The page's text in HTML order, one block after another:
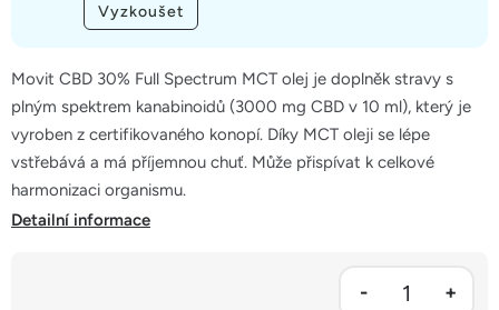
Movit CBD 30% Full Spectrum MCT olej je doplněk stravy s
plným spektrem kanabinoidů (3000 mg CBD v 10 ml), který je
vyroben z certifikovaného konopí. Díky MCT oleji se lépe
vstřebává a má příjemnou chuť. Může přispívat k celkové
harmonizaci organismu.
Vyzkoušet
Detailní informace